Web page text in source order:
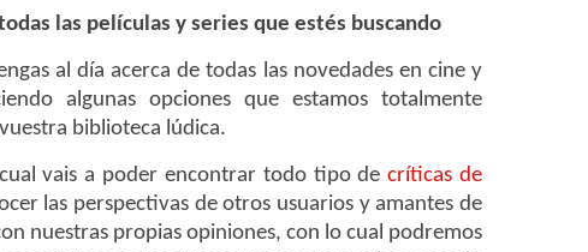
las películas y series que estés buscando
al día acerca de todas las novedades en cine y
algunas opciones que estamos totalmente
biblioteca lúdica.
vais a poder encontrar todo tipo decríticas de
las perspectivas de otros usuarios y amantes de
nuestras propias opiniones, con lo cual podremos